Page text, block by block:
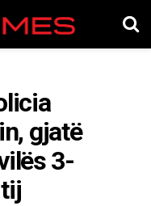
gjatë
3-